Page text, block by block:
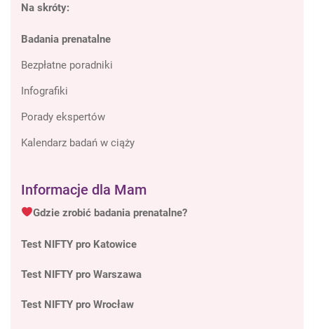
Na skróty:
Badania prenatalne
Bezpłatne poradniki
Infografiki
Porady ekspertów
Kalendarz badań w ciąży
Informacje dla Mam
Gdzie zrobić badania prenatalne?
Test NIFTY pro Katowice
Test NIFTY pro Warszawa
Test NIFTY pro Wrocław